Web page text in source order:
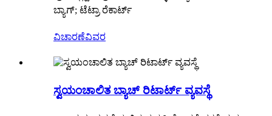
ಬ್ಯಾಗ್; ಟೆಟ್ರಾ ರೆಕಾರ್ಟ್
ವಿಚಾರಣೆವಿವರ
ಸ್ವಯಂಚಾಲಿತ ಬ್ಯಾಚ್ ರಿಟಾರ್ಟ್ ವ್ಯವಸ್ಥೆ